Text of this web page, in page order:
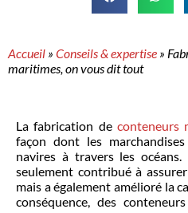
Accueil » Conseils & expertise »
maritimes, on vous dit tout
La fabrication de conteneurs
façon dont les
navires à travers les
seulement contribué à
mais a également amélioré la
conséquence, des